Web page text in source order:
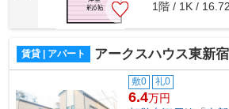
1階 / 1K /
賃貸 | アパート アークスハウス東新宿
敷0 礼0
6.4万円